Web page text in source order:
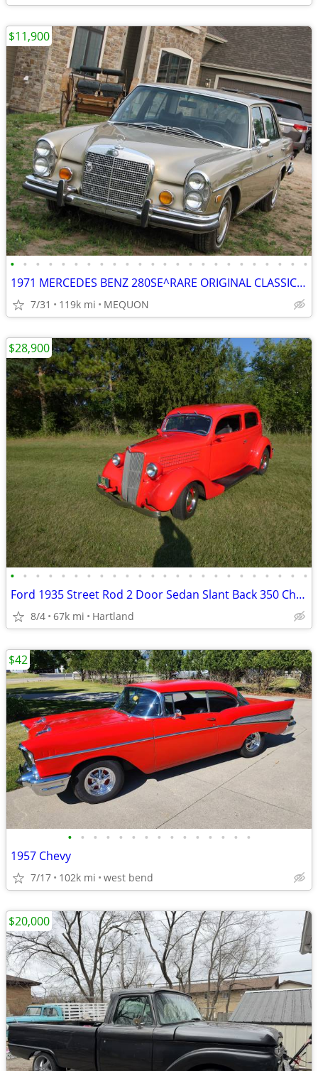
• • • • • • • • • • • • • • • • • • • • • • • •
1971 MERCEDES BENZ 280SE^RARE ORIGINAL CLASSIC^RECORDS^2 OWNERS^DRIVE
7/31 119k mi MEQUON
$11,900
• • • • • • • • • • • • • • • • • • • • • • • •
Ford 1935 Street Rod 2 Door Sedan Slant Back 350 Chevy Auto
8/4 67k mi Hartland
$28,900
• • • • • • • • • • • • • • •
1957 Chevy
7/17 102k mi west bend
$42
$20,000